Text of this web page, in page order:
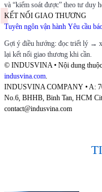
và “kiểm soát được” theo tư duy
KẾT NỐI GIAO THƯƠNG
Tuyên ngôn vận hành Yêu cầu
Gợi ý điều hướng: đọc triết lý →
lại kết nối giao thương khi cần.
© INDUSVINA • Nội dung
indusvina.com.
INDUSVINA COMPANY • A:
No.6, BHHB, Binh Tan, HCM
contact@indusvina.com